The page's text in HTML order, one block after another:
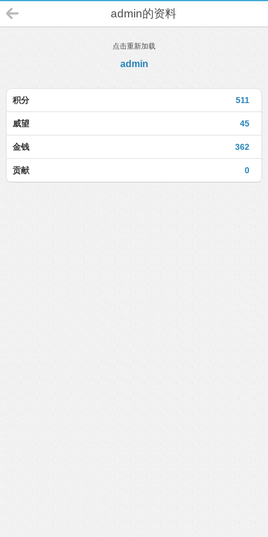
admin的资料
点击重新加载
admin
511
积分
45
威望
362
金钱
0
贡献